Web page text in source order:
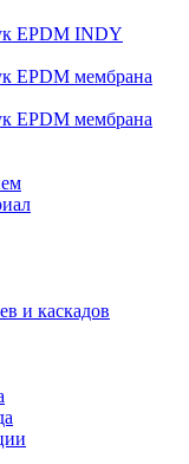
EPDM INDY
EPDM мембрана
EPDM мембрана
и каскадов